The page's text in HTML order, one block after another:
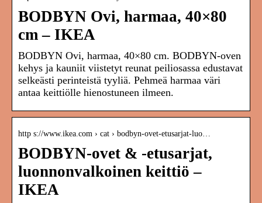
BODBYN Ovi, harmaa, 40×80
cm – IKEA
BODBYN Ovi, harmaa, 40×80 cm. BODBYN-oven
kehys ja kauniit viistetyt reunat peiliosassa edustavat
selkeästi perinteistä tyyliä. Pehmeä harmaa väri
antaa keittiölle hienostuneen ilmeen.
http s://www.ikea.com › cat › bodbyn-ovet-etusarjat-luo…
BODBYN-ovet & -etusarjat,
luonnonvalkoinen keittiö –
IKEA